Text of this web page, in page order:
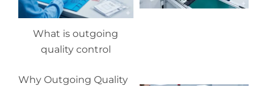
What is outgoing
quality control
Why Outgoing Quality